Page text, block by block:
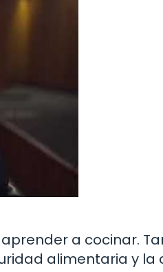
a cocinar.
alimentaria y la